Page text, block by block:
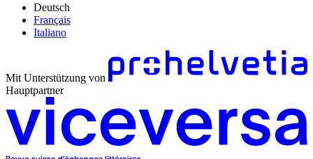
Deutsch
Français
Italiano
Mit Unterstützung von
Hauptpartner